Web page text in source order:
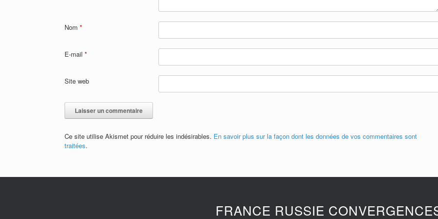
Nom *
E-mail *
Site web
Ce site utilise Akismet pour réduire les indésirables. En savoir plus sur la façon dont les données de vos commentaires sont
traitées.
FRANCE RUSSIE